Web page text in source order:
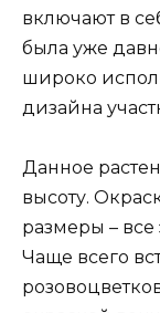
включают в
была уже
широко
дизайна
Данное
высоту.
размеры – все
Чаще всего